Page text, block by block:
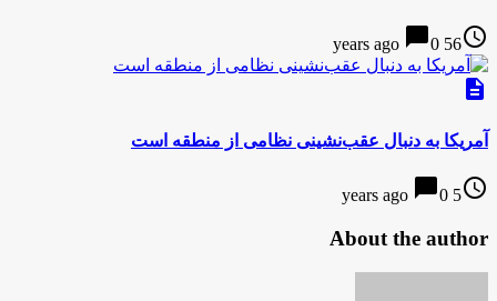
access_time
56 years ago
chat_bubble0
description
آمریکا به دنبال عقب‌نشینی نظامی از منطقه است
access_time
5 years ago
chat_bubble0
About the author